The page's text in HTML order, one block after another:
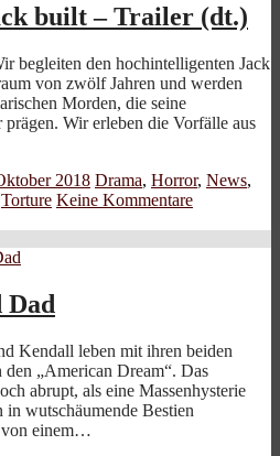
built – Trailer (dt.)
begleiten den hochintelligenten Jack
von zwölf Jahren und werden
Morden, die seine
Wir erleben die Vorfälle aus
2018 Drama, Horror, News,
Torture Keine Kommentare
Dad
Kendall leben mit ihren beiden
„American Dream“. Das
abrupt, als eine Massenhysterie
wutschäumende Bestien
von einem…